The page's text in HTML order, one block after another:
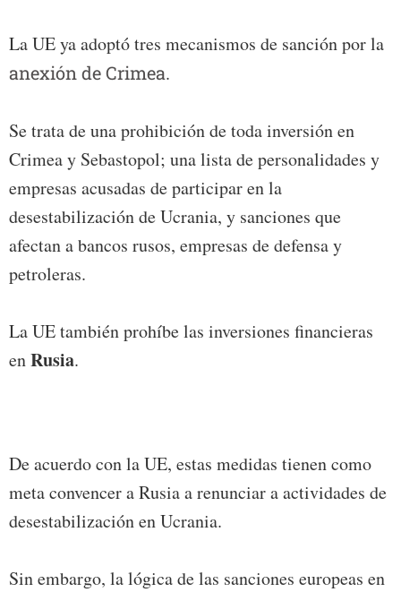
La UE ya adoptó tres mecanismos de sanción por la
anexión de Crimea.
Se trata de una prohibición de toda inversión en
Crimea y Sebastopol; una lista de personalidades y
empresas acusadas de participar en la
desestabilización de Ucrania, y sanciones que
afectan a bancos rusos, empresas de defensa y
petroleras.
La UE también prohíbe las inversiones financieras
enRusia.
De acuerdo con la UE, estas medidas tienen como
meta convencer a Rusia a renunciar a actividades de
desestabilización en Ucrania.
Sin embargo, la lógica de las sanciones europeas en